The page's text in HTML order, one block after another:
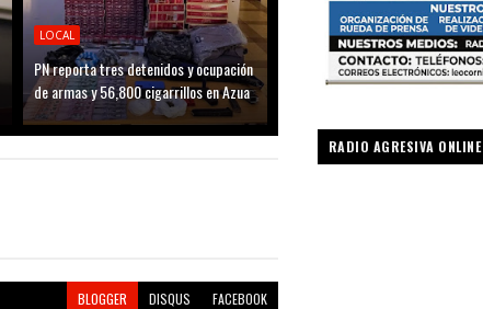
LOCAL
PN reporta tres detenidos y ocupación
de armas y 56,800 cigarrillos en Azua
BLOGGER DISQUS FACEBOOK
RADIO AGRESIVA ONLINE